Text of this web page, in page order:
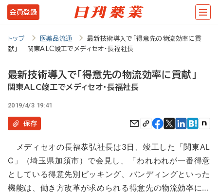
メ
イ
コ
テ
ツ
に
動
会員登録
トップ 医薬品流通
最新技術導入で「得意先の物流効率に貢
献」 関東ALC竣工でメディセオ・長福社長
最新技術導入で「得意先の物流効率に貢献」
関東ALC竣工でメディセオ・長福社長
2019/4/3 19:41
保存
メディセオの長福恭弘社長は3日、竣工した「関東AL
C」（埼玉県加須市）で会見し、「われわれが一番得意
としている得意先別ピッキング、バンディングといった
機能は、働き方改革が求められる得意先の物流効率に…